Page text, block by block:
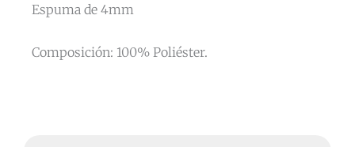
Espuma de 4mm
Composición: 100% Poliéster.